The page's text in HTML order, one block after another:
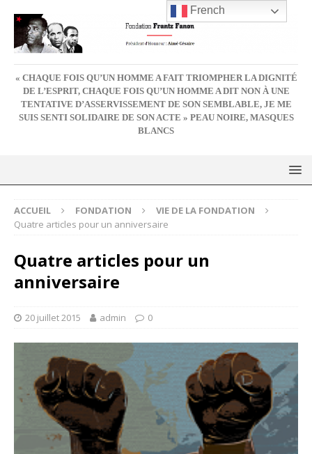
« CHAQUE FOIS QU’UN HOMME A FAIT TRIOMPHER LA DIGNITÉ
DE L’ESPRIT, CHAQUE FOIS QU’UN HOMME A DIT NON À UNE
TENTATIVE D’ASSERVISSEMENT DE SON SEMBLABLE, JE ME
SUIS SENTI SOLIDAIRE DE SON ACTE » PEAU NOIRE, MASQUES
BLANCS
ACCUEIL FONDATION
VIE DE LA FONDATION
Quatre articles pour un anniversaire
Quatre articles pour un
anniversaire
20 juillet 2015 admin 0
French